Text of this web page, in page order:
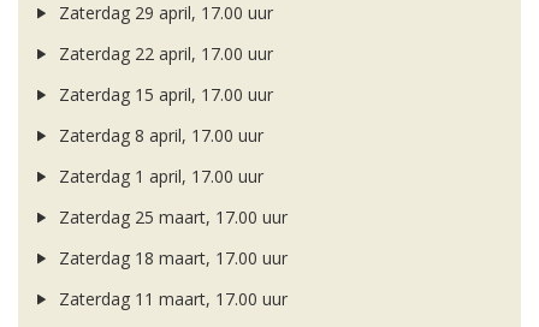
Zaterdag 29 april, 17.00 uur
Zaterdag 22 april, 17.00 uur
Zaterdag 15 april, 17.00 uur
Zaterdag 8 april, 17.00 uur
Zaterdag 1 april, 17.00 uur
Zaterdag 25 maart, 17.00 uur
Zaterdag 18 maart, 17.00 uur
Zaterdag 11 maart, 17.00 uur